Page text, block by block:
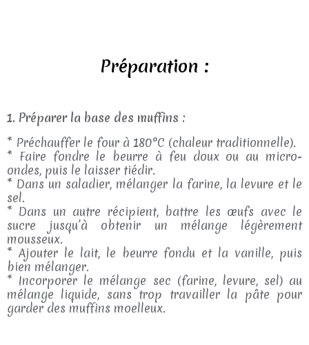
Préparation :
1. Préparer la base des muffins :
* Préchauffer le four à 180°C (chaleur traditionnelle).
* Faire fondre le beurre à feu doux ou au micro-
ondes, puis le laisser tiédir.
* Dans un saladier, mélanger la farine, la levure et le
sel.
* Dans un autre récipient, battre les œufs avec le
sucre jusqu’à obtenir un mélange légèrement
mousseux.
* Ajouter le lait, le beurre fondu et la vanille, puis
bien mélanger.
* Incorporer le mélange sec (farine, levure, sel) au
mélange liquide, sans trop travailler la pâte pour
garder des muffins moelleux.